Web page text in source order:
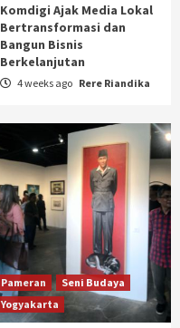
Komdigi Ajak Media Lokal
Bertransformasi dan
Bangun Bisnis
Berkelanjutan
4 weeks ago Rere Riandika
Pameran
Seni Budaya
Yogyakarta